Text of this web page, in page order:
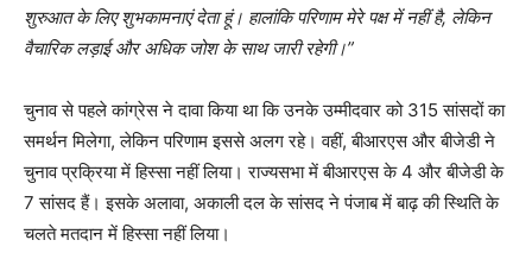
शुरुआत के लिए शुभकामनाएं देता हूं। हालांकि परिणाम मेरे पक्ष में नहीं है, लेकिन
वैचारिक लड़ाई और अधिक जोश के साथ जारी रहेगी।”
चुनाव से पहले कांग्रेस ने दावा किया था कि उनके उम्मीदवार को 315 सांसदों का
समर्थन मिलेगा, लेकिन परिणाम इससे अलग रहे। वहीं, बीआरएस और बीजेडी ने
चुनाव प्रक्रिया में हिस्सा नहीं लिया। राज्यसभा में बीआरएस के 4 और बीजेडी के
7 सांसद हैं। इसके अलावा, अकाली दल के सांसद ने पंजाब में बाढ़ की स्थिति के
चलते मतदान में हिस्सा नहीं लिया।